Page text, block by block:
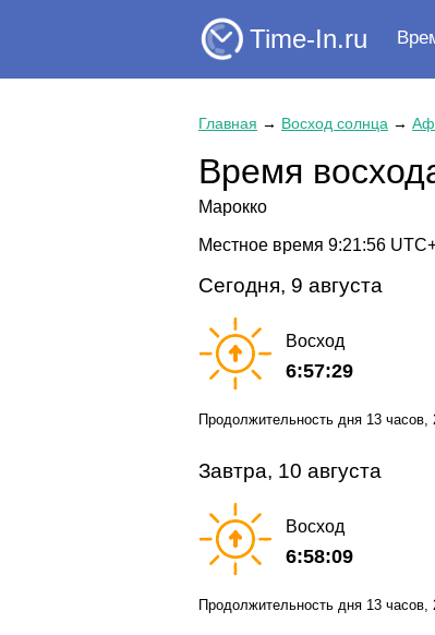
Time-In.ru
Главная → Восход солнца →
Время
Марокко
Местное время 9:21:57
Сегодня, 9 августа
Восход
6:57:29
Продолжительность дня 13 часов
Завтра, 10 августа
Восход
6:58:09
Продолжительность дня 13 часов,